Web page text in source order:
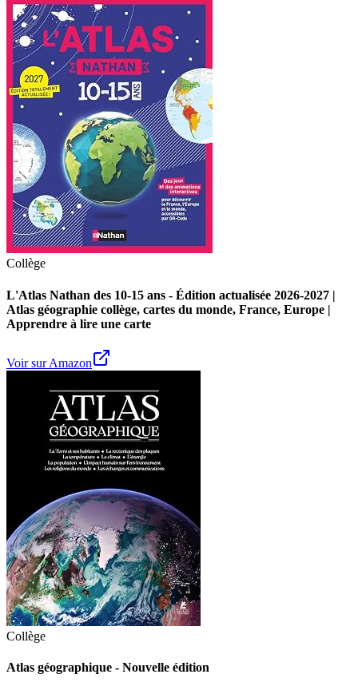
Collège
L'Atlas Nathan des 10-15 ans - Édition actualisée 2026-2027 |
Atlas géographie collège, cartes du monde, France, Europe |
Apprendre à lire une carte
Voir sur Amazon
Collège
Atlas géographique - Nouvelle édition